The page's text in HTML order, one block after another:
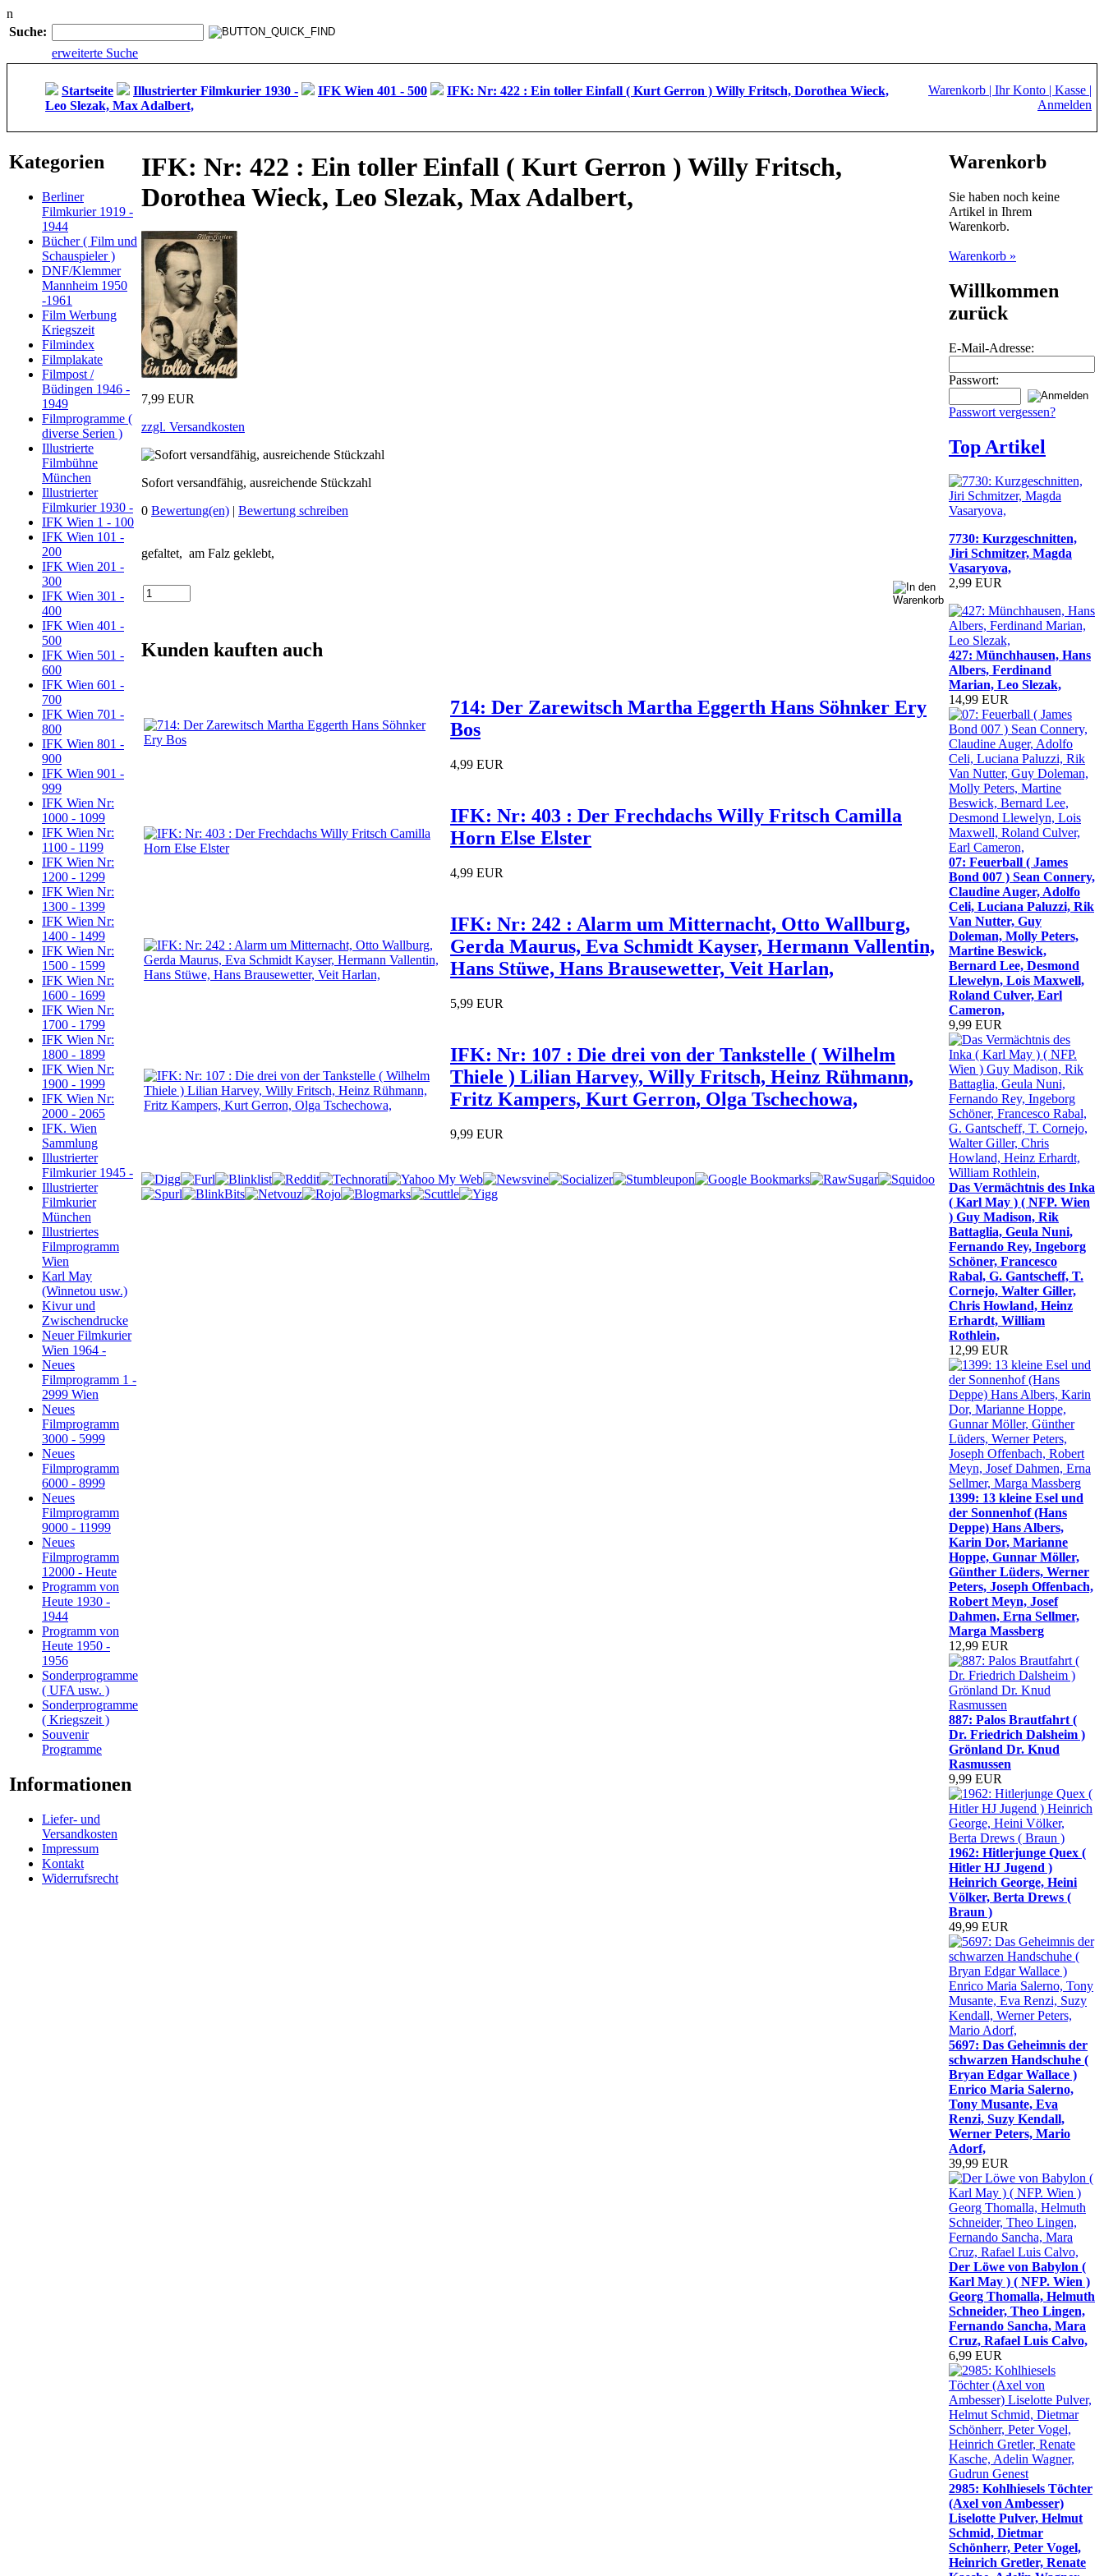
n
Suche:
erweiterte Suche
Startseite Illustrierter Filmkurier 1930 - IFK Wien 401 - 500
IFK: Nr: 422 : Ein toller Einfall ( Kurt Gerron ) Willy Fritsch, Dorothea Wieck,
Leo Slezak, Max Adalbert,
Warenkorb | Ihr Konto | Kasse |
Anmelden
Kategorien
Berliner
Filmkurier 1919 -
1944
Bücher ( Film und
Schauspieler )
DNF/Klemmer
Mannheim 1950
-1961
Film Werbung
Kriegszeit
Filmindex
Filmplakate
Filmpost /
Büdingen 1946 -
1949
Filmprogramme (
diverse Serien )
Illustrierte
Filmbühne
München
Illustrierter
Filmkurier 1930 -
IFK Wien 1 - 100
IFK Wien 101 -
200
IFK Wien 201 -
300
IFK Wien 301 -
400
IFK Wien 401 -
500
IFK Wien 501 -
600
IFK Wien 601 -
700
IFK Wien 701 -
800
IFK Wien 801 -
900
IFK Wien 901 -
999
IFK Wien Nr:
1000 - 1099
IFK Wien Nr:
1100 - 1199
IFK Wien Nr:
1200 - 1299
IFK Wien Nr:
1300 - 1399
IFK Wien Nr:
1400 - 1499
IFK Wien Nr:
1500 - 1599
IFK Wien Nr:
1600 - 1699
IFK Wien Nr:
1700 - 1799
IFK Wien Nr:
1800 - 1899
IFK Wien Nr:
1900 - 1999
IFK Wien Nr:
2000 - 2065
IFK. Wien
Sammlung
Illustrierter
Filmkurier 1945 -
Illustrierter
Filmkurier
München
Illustriertes
Filmprogramm
Wien
Karl May
(Winnetou usw.)
Kivur und
Zwischendrucke
Neuer Filmkurier
Wien 1964 -
Neues
Filmprogramm 1 -
2999 Wien
Neues
Filmprogramm
3000 - 5999
Neues
Filmprogramm
6000 - 8999
Neues
Filmprogramm
9000 - 11999
Neues
Filmprogramm
12000 - Heute
Programm von
Heute 1930 -
1944
Programm von
Heute 1950 -
1956
Sonderprogramme
( UFA usw. )
Sonderprogramme
( Kriegszeit )
Souvenir
Programme
Informationen
Liefer- und
Versandkosten
Impressum
Kontakt
Widerrufsrecht
IFK: Nr: 422 : Ein toller Einfall ( Kurt Gerron ) Willy Fritsch,
Dorothea Wieck, Leo Slezak, Max Adalbert,
7,99 EUR
zzgl. Versandkosten
Sofort versandfähig, ausreichende Stückzahl
0 Bewertung(en) | Bewertung schreiben
gefaltet, am Falz geklebt,
Kunden kauften auch
714: Der Zarewitsch Martha Eggerth Hans Söhnker Ery
Bos
4,99 EUR
IFK: Nr: 403 : Der Frechdachs Willy Fritsch Camilla
Horn Else Elster
4,99 EUR
IFK: Nr: 242 : Alarm um Mitternacht, Otto Wallburg,
Gerda Maurus, Eva Schmidt Kayser, Hermann Vallentin,
Hans Stüwe, Hans Brausewetter, Veit Harlan,
5,99 EUR
IFK: Nr: 107 : Die drei von der Tankstelle ( Wilhelm
Thiele ) Lilian Harvey, Willy Fritsch, Heinz Rühmann,
Fritz Kampers, Kurt Gerron, Olga Tschechowa,
9,99 EUR
Warenkorb
Sie haben noch keine
Artikel in Ihrem
Warenkorb.
Warenkorb »
Willkommen
zurück
E-Mail-Adresse:
Passwort:
Passwort vergessen?
Top Artikel
7730: Kurzgeschnitten,
Jiri Schmitzer, Magda
Vasaryova,
2,99 EUR
427: Münchhausen, Hans
Albers, Ferdinand
Marian, Leo Slezak,
14,99 EUR
07: Feuerball ( James
Bond 007 ) Sean Connery,
Claudine Auger, Adolfo
Celi, Luciana Paluzzi, Rik
Van Nutter, Guy
Doleman, Molly Peters,
Martine Beswick,
Bernard Lee, Desmond
Llewelyn, Lois Maxwell,
Roland Culver, Earl
Cameron,
9,99 EUR
Das Vermächtnis des Inka
( Karl May ) ( NFP. Wien
) Guy Madison, Rik
Battaglia, Geula Nuni,
Fernando Rey, Ingeborg
Schöner, Francesco
Rabal, G. Gantscheff, T.
Cornejo, Walter Giller,
Chris Howland, Heinz
Erhardt, William
Rothlein,
12,99 EUR
1399: 13 kleine Esel und
der Sonnenhof (Hans
Deppe) Hans Albers,
Karin Dor, Marianne
Hoppe, Gunnar Möller,
Günther Lüders, Werner
Peters, Joseph Offenbach,
Robert Meyn, Josef
Dahmen, Erna Sellmer,
Marga Massberg
12,99 EUR
887: Palos Brautfahrt (
Dr. Friedrich Dalsheim )
Grönland Dr. Knud
Rasmussen
9,99 EUR
1962: Hitlerjunge Quex (
Hitler HJ Jugend )
Heinrich George, Heini
Völker, Berta Drews (
Braun )
49,99 EUR
5697: Das Geheimnis der
schwarzen Handschuhe (
Bryan Edgar Wallace )
Enrico Maria Salerno,
Tony Musante, Eva
Renzi, Suzy Kendall,
Werner Peters, Mario
Adorf,
39,99 EUR
Der Löwe von Babylon (
Karl May ) ( NFP. Wien )
Georg Thomalla, Helmuth
Schneider, Theo Lingen,
Fernando Sancha, Mara
Cruz, Rafael Luis Calvo,
6,99 EUR
2985: Kohlhiesels Töchter
(Axel von Ambesser)
Liselotte Pulver, Helmut
Schmid, Dietmar
Schönherr, Peter Vogel,
Heinrich Gretler, Renate